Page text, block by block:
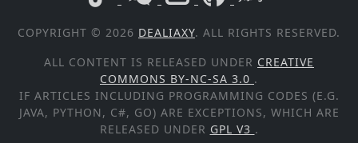
COPYRIGHT © 2026 DEALIAXY. ALL RIGHTS RESERVED.
ALL CONTENT IS RELEASED UNDER CREATIVE
COMMONS BY-NC-SA 3.0 .
IF ARTICLES INCLUDING PROGRAMMING CODES (E.G.
JAVA, PYTHON, C#, GO) ARE EXCEPTIONS, WHICH ARE
RELEASED UNDER GPL V3 .